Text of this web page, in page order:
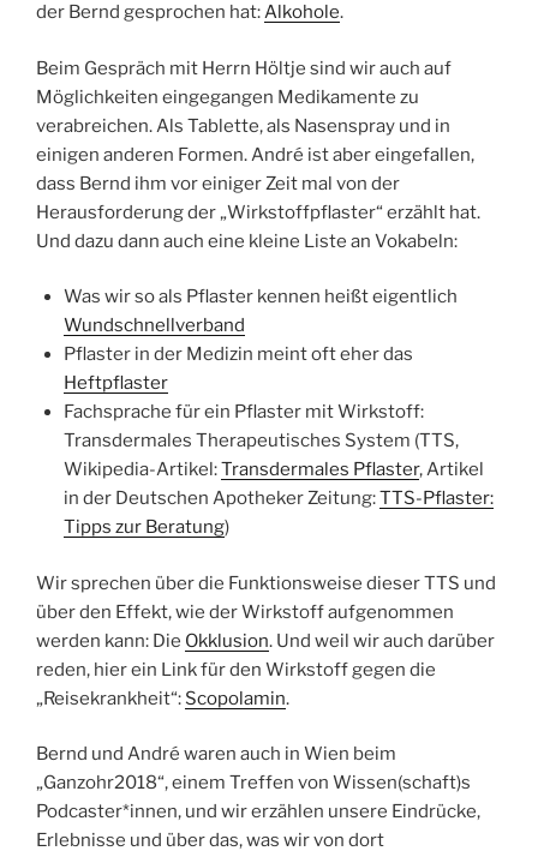
der Bernd gesprochen hat:Alkohole.
Beim Gespräch mit Herrn Höltje sind wir auch auf
Möglichkeiten eingegangen Medikamente zu
verabreichen. Als Tablette, als Nasenspray und in
einigen anderen Formen. André ist aber eingefallen,
dass Bernd ihm vor einiger Zeit mal von der
Herausforderung der „Wirkstoffpflaster“ erzählt hat.
Und dazu dann auch eine kleine Liste an Vokabeln:
Was wir so als Pflaster kennen heißt eigentlich
Wundschnellverband
Pflaster in der Medizin meint oft eher das
Heftpflaster
Fachsprache für ein Pflaster mit Wirkstoff:
Transdermales Therapeutisches System (TTS,
Wikipedia-Artikel:Transdermales Pflaster, Artikel
in der Deutschen Apotheker Zeitung:TTS-Pflaster:
Tipps zur Beratung)
Wir sprechen über die Funktionsweise dieser TTS und
über den Effekt, wie der Wirkstoff aufgenommen
werden kann: Die Okklusion. Und weil wir auch darüber
reden, hier ein Link für den Wirkstoff gegen die
„Reisekrankheit“: Scopolamin.
Bernd und André waren auch in Wien beim
„Ganzohr2018“, einem Treffen von Wissen(schaft)s
Podcaster*innen, und wir erzählen unsere Eindrücke,
Erlebnisse und über das, was wir von dort